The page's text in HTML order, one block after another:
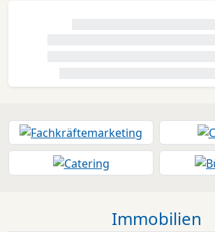
Immobilien